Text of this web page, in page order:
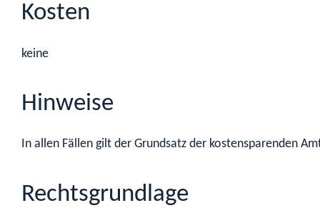
Kosten
keine
Hinweise
In allen Fällen gilt der Grundsatz der kostensparenden
Rechtsgrundlage